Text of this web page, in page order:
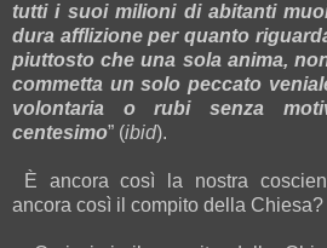
tutti i suoi milioni di abitanti
dura afflizione per quanto
piuttosto che una sola anima,
commetta un solo peccato
volontaria o rubi senza
centesimo” (ibid).
È ancora così la nostra
ancora così il compito della Chiesa?